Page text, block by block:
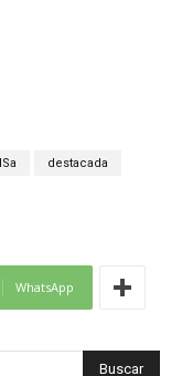
destacada
WhatsApp